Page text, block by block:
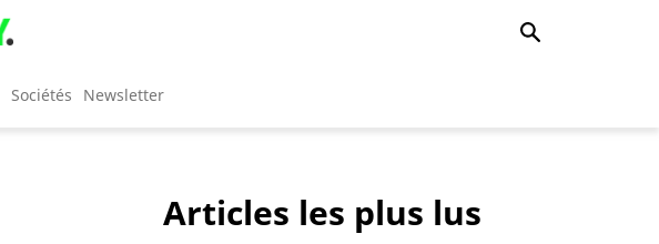
Sociétés Newsletter
Articles les plus lus